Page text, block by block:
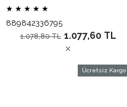
★ ★ ★ ★ ★
889842336795
1.077,60 TL
1.078,80 TL
Ücretsiz Kargo